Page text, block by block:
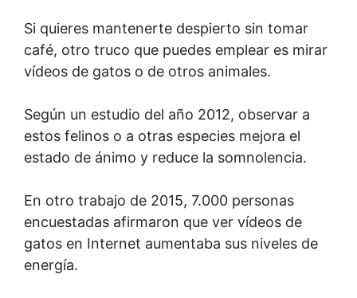
Si quieres mantenerte despierto sin tomar
café, otro truco que puedes emplear es mirar
vídeos de gatos o de otros animales.
Según un estudio del año 2012, observar a
estos felinos o a otras especies mejora el
estado de ánimo y reduce la somnolencia.
En otro trabajo de 2015, 7.000 personas
encuestadas afirmaron que ver vídeos de
gatos en Internet aumentaba sus niveles de
energía.